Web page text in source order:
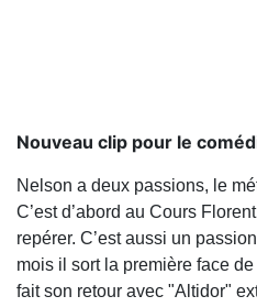
Nouveau clip pour le
Nelson a deux passions, le
C’est d’abord au Cours
repérer. C’est aussi un
mois il sort la première face
fait son retour avec "Altidor"